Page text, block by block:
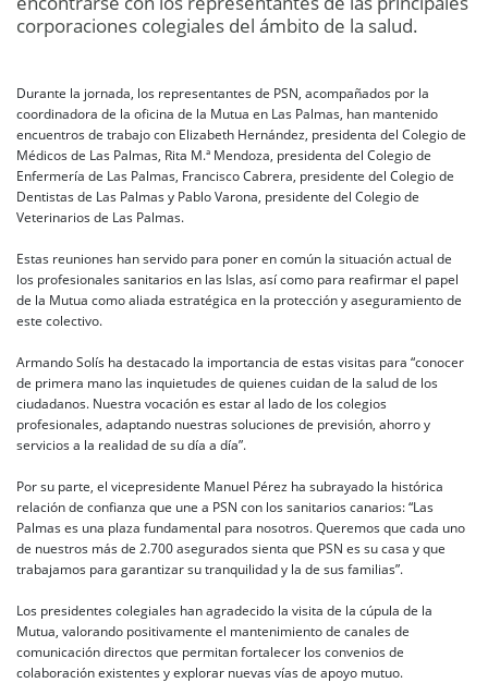
corporaciones colegiales del ámbito de la salud.
Durante la jornada, los representantes de PSN, acompañados por la
coordinadora de la oficina de la Mutua en Las Palmas, han mantenido
encuentros de trabajo con Elizabeth Hernández, presidenta del Colegio de
Médicos de Las Palmas, Rita M.ª Mendoza, presidenta del Colegio de
Enfermería de Las Palmas, Francisco Cabrera, presidente del Colegio de
Dentistas de Las Palmas y Pablo Varona, presidente del Colegio de
Veterinarios de Las Palmas.
Estas reuniones han servido para poner en común la situación actual de
los profesionales sanitarios en las Islas, así como para reafirmar el papel
de la Mutua como aliada estratégica en la protección y aseguramiento de
este colectivo.
Armando Solís ha destacado la importancia de estas visitas para “conocer
de primera mano las inquietudes de quienes cuidan de la salud de los
ciudadanos. Nuestra vocación es estar al lado de los colegios
profesionales, adaptando nuestras soluciones de previsión, ahorro y
servicios a la realidad de su día a día”.
Por su parte, el vicepresidente Manuel Pérez ha subrayado la histórica
relación de confianza que une a PSN con los sanitarios canarios: “Las
Palmas es una plaza fundamental para nosotros. Queremos que cada uno
de nuestros más de 2.700 asegurados sienta que PSN es su casa y que
trabajamos para garantizar su tranquilidad y la de sus familias”.
Los presidentes colegiales han agradecido la visita de la cúpula de la
Mutua, valorando positivamente el mantenimiento de canales de
comunicación directos que permitan fortalecer los convenios de
colaboración existentes y explorar nuevas vías de apoyo mutuo.